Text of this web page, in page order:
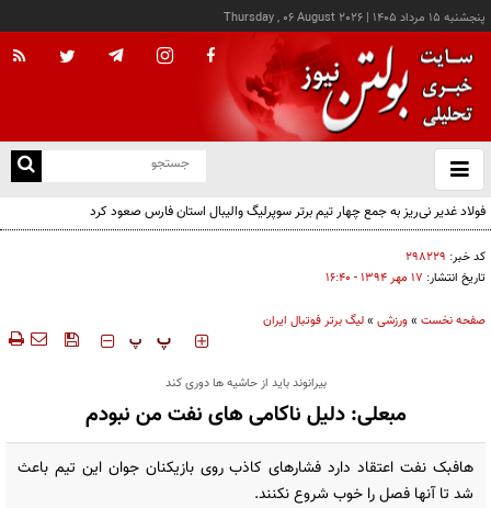
پنجشنبه ۱۵ مرداد ۱۴۰۵ |
Thursday , 06 August 2026
باز
و
فولاد غدیر نی‌ریز به جمع چهار تیم برتر سوپرلیگ والیبال استان فارس صعود کرد
کد خبر: ۲۹۸۲۲۹
تاریخ انتشار: ۱۷ مهر ۱۳۹۴ - ۱۶:۴۰
صفحه نخست »ورزشی »لیگ برتر فوتبال ایران
‍‍‍ پ پ
بیرانوند باید از حاشیه ها دوری کند
مبعلی: دلیل ناکامی های نفت من نبودم
هافبک نفت اعتقاد دارد فشارهای کاذب روی بازیکنان جوان این تیم باعث
شد تا آنها فصل را خوب شروع نکنند.